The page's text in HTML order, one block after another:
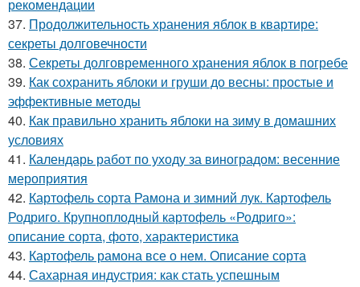
рекомендации
37. Продолжительность хранения яблок в квартире:
секреты долговечности
38. Секреты долговременного хранения яблок в погребе
39. Как сохранить яблоки и груши до весны: простые и
эффективные методы
40. Как правильно хранить яблоки на зиму в домашних
условиях
41. Календарь работ по уходу за виноградом: весенние
мероприятия
42. Картофель сорта Рамона и зимний лук. Картофель
Родриго. Крупноплодный картофель «Родриго»:
описание сорта, фото, характеристика
43. Картофель рамона все о нем. Описание сорта
44. Сахарная индустрия: как стать успешным